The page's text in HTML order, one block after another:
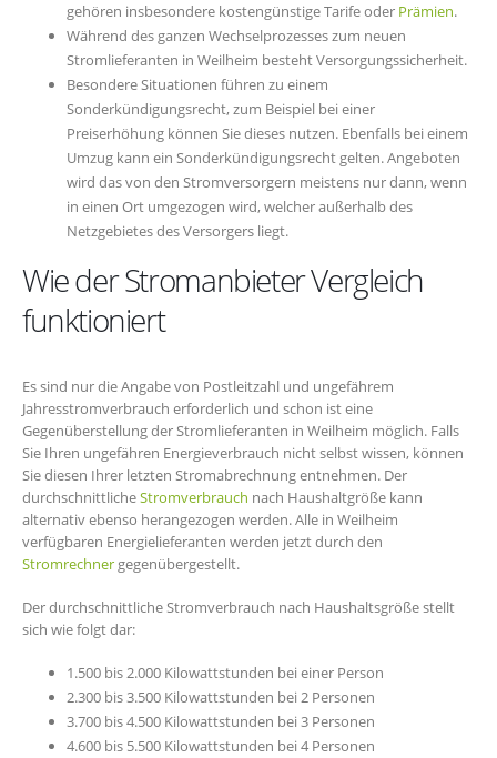
gehören insbesondere kostengünstige Tarife oder Prämien.
Während des ganzen Wechselprozesses zum neuen
Stromlieferanten in Weilheim besteht Versorgungssicherheit.
Besondere Situationen führen zu einem
Sonderkündigungsrecht, zum Beispiel bei einer
Preiserhöhung können Sie dieses nutzen. Ebenfalls bei einem
Umzug kann ein Sonderkündigungsrecht gelten. Angeboten
wird das von den Stromversorgern meistens nur dann, wenn
in einen Ort umgezogen wird, welcher außerhalb des
Netzgebietes des Versorgers liegt.
Wie der Stromanbieter Vergleich
funktioniert
Es sind nur die Angabe von Postleitzahl und ungefährem
Jahresstromverbrauch erforderlich und schon ist eine
Gegenüberstellung der Stromlieferanten in Weilheim möglich. Falls
Sie Ihren ungefähren Energieverbrauch nicht selbst wissen, können
Sie diesen Ihrer letzten Stromabrechnung entnehmen. Der
durchschnittlicheStromverbrauch nach Haushaltgröße kann
alternativ ebenso herangezogen werden. Alle in Weilheim
verfügbaren Energielieferanten werden jetzt durch den
Stromrechner gegenübergestellt.
Der durchschnittliche Stromverbrauch nach Haushaltsgröße stellt
sich wie folgt dar:
1.500 bis 2.000 Kilowattstunden bei einer Person
2.300 bis 3.500 Kilowattstunden bei 2 Personen
3.700 bis 4.500 Kilowattstunden bei 3 Personen
4.600 bis 5.500 Kilowattstunden bei 4 Personen